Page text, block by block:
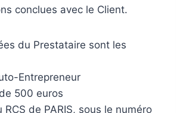
conclues avec le Client.
du Prestataire sont les
Entrepreneur
500 euros
RCS de PARIS, sous le numéro